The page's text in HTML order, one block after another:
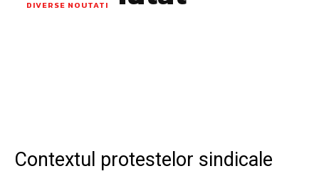
DIVERSE NOUTATI
Contextul protestelor sindicale